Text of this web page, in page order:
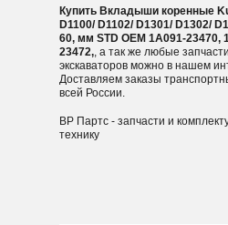
60,
мм
STD
Купить Вкладыши коренные
D1100/ D1102/ D1301/ D1302/
60, мм STD OEM 1A091-23470,
23472,, а так же любые
экскаваторов можно в нашем
Доставляем заказы
всей России.
ВР Партс - запчасти и
технику